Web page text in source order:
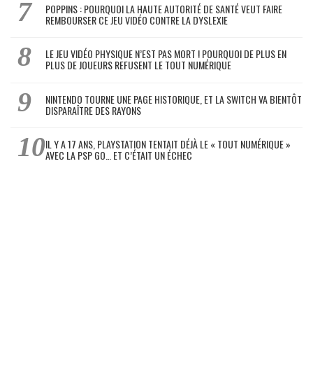
POPPINS : POURQUOI LA HAUTE AUTORITÉ DE SANTÉ VEUT FAIRE
REMBOURSER CE JEU VIDÉO CONTRE LA DYSLEXIE
LE JEU VIDÉO PHYSIQUE N’EST PAS MORT ! POURQUOI DE PLUS EN
PLUS DE JOUEURS REFUSENT LE TOUT NUMÉRIQUE
NINTENDO TOURNE UNE PAGE HISTORIQUE, ET LA SWITCH VA BIENTÔT
DISPARAÎTRE DES RAYONS
IL Y A 17 ANS, PLAYSTATION TENTAIT DÉJÀ LE « TOUT NUMÉRIQUE »
AVEC LA PSP GO… ET C’ÉTAIT UN ÉCHEC